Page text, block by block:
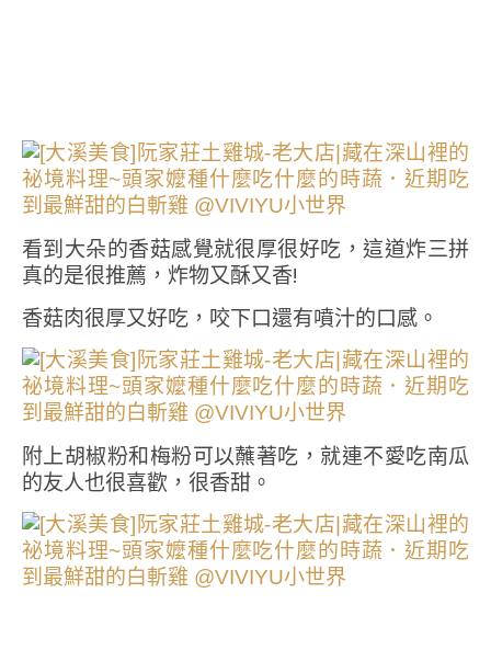
看到大朵的香菇感覺就很厚很好吃，這道炸三拼
真的是很推薦，炸物又酥又香!
香菇肉很厚又好吃，咬下口還有噴汁的口感。
附上胡椒粉和梅粉可以蘸著吃，就連不愛吃南瓜
的友人也很喜歡，很香甜。